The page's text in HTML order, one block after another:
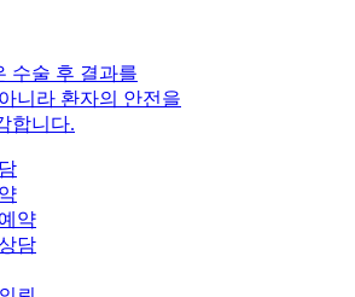
수술 후 결과를
니라 환자의 안전을
합니다.
약
담